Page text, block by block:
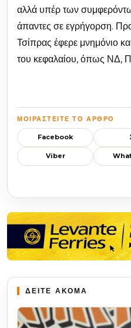
αλλά υπέρ των
άπαντες σε εγρήγορση.
Τσίπρας έφερε μνημόνιο
του κεφαλαίου, όπως ΝΔ,
ΜΟΙΡΑΣΤΕΊΤΕ ΤΟ ΆΡΘΡΟ
Facebook
Viber
ΔΕΙΤΕ ΑΚΟΜΑ